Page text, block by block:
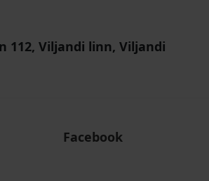
112, Viljandi linn, Viljandi
Facebook